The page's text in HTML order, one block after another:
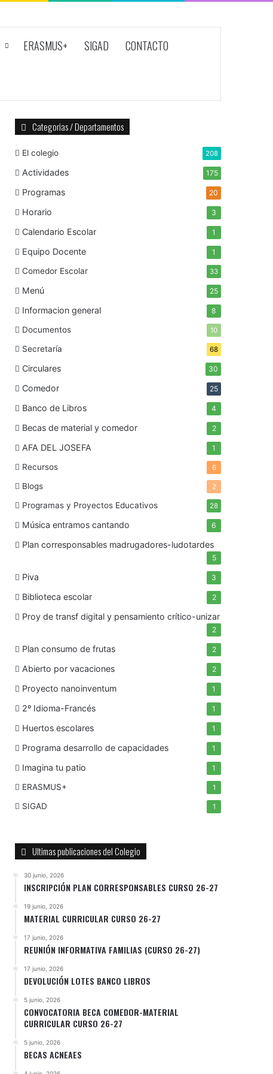
ERASMUS+ SIGAD CONTACTO
Categorias / Departamentos
El colegio 208
Actividades 175
Programas 20
Horario 3
Calendario Escolar 1
Equipo Docente 1
Comedor Escolar 33
Menú 25
Informacion general 8
Documentos 10
Secretaría 68
Circulares 30
Comedor 25
Banco de Libros 4
Becas de material y comedor 2
AFA DEL JOSEFA 1
Recursos 6
Blogs 2
Programas y Proyectos Educativos 28
Música entramos cantando 6
Plan corresponsables madrugadores-ludotardes
5
Piva 3
Biblioteca escolar 2
Proy de transf digital y pensamiento crítico-unizar
2
Plan consumo de frutas 2
Abierto por vacaciones 2
Proyecto nanoinventum 1
2º Idioma-Francés 1
Huertos escolares 1
Programa desarrollo de capacidades 1
Imagina tu patio 1
ERASMUS+ 1
SIGAD 1
Ultimas publicaciones del Colegio
30 junio, 2026
INSCRIPCIÓN PLAN CORRESPONSABLES CURSO 26-27
19 junio, 2026
MATERIAL CURRICULAR CURSO 26-27
17 junio, 2026
REUNIÓN INFORMATIVA FAMILIAS (CURSO 26-27)
17 junio, 2026
DEVOLUCIÓN LOTES BANCO LIBROS
5 junio, 2026
CONVOCATORIA BECA COMEDOR-MATERIAL
CURRICULAR CURSO 26-27
5 junio, 2026
BECAS ACNEAES